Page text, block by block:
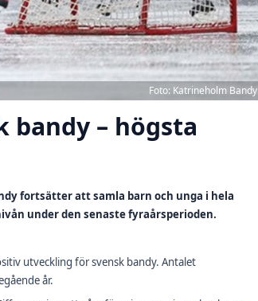
Foto: Katrineholm Bandy
– högsta
fortsätter att samla barn och unga i hela
under den senaste fyraårsperioden.
utveckling för svensk bandy. Antalet
år.